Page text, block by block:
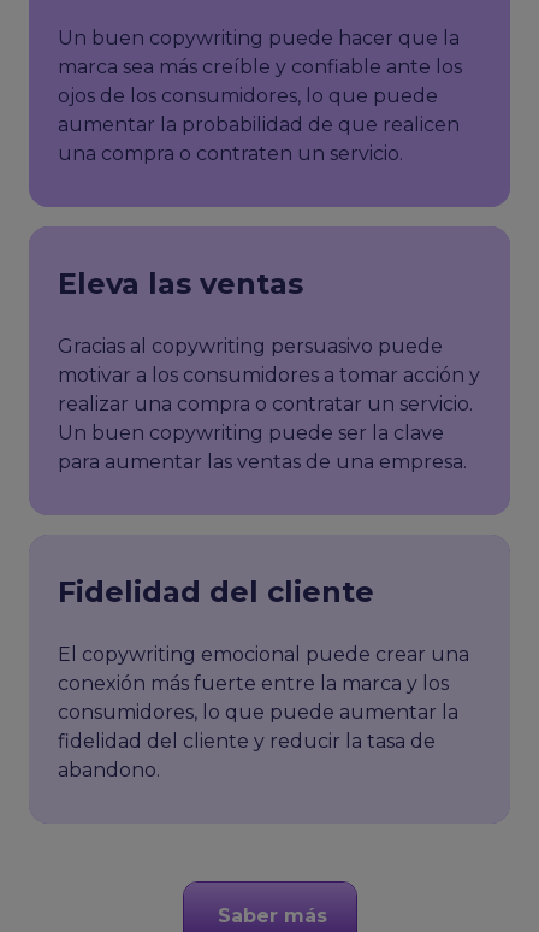
Un buen copywriting puede hacer que la
marca sea más creíble y confiable ante los
ojos de los consumidores, lo que puede
aumentar la probabilidad de que realicen
una compra o contraten un servicio.
Eleva las ventas
Gracias al copywriting persuasivo puede
motivar a los consumidores a tomar acción y
realizar una compra o contratar un servicio.
Un buen copywriting puede ser la clave
para aumentar las ventas de una empresa.
Fidelidad del cliente
El copywriting emocional puede crear una
conexión más fuerte entre la marca y los
consumidores, lo que puede aumentar la
fidelidad del cliente y reducir la tasa de
abandono.
Saber más